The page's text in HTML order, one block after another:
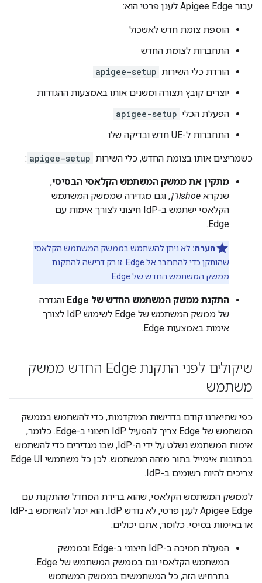
עבור Apigee Edge לענן פרטי הוא:
הוספת צומת חדש לאשכול
התחברות לצומת החדש
הורדת כלי השירות apigee-setup
יוצרים קובץ תצורה ומשנים אותו באמצעות ההגדרות
הפעלת הכלי apigee-setup
התחברות ל-UE חדש ובדיקה שלו
כשמריצים אותו בצומת החדש, כלי השירות apigee-setup
:
מתקין את ממשק המשתמש הקלאסי הבסיסי,
שנקרא shoeורן
, וגם מגדירה שממשק המשתמש
הקלאסי ישתמש ב-IdP חיצוני לצורך אימות עם
Edge.
הערה: לא ניתן להשתמש בממשק המשתמש הקלאסי
שהותקן כדי להתחבר אל Edge. זו רק דרישה להתקנת
ממשק המשתמש החדש של Edge.
התקנת ממשק המשתמש החדש של Edge
והגדרה
של ממשק המשתמש של Edge לשימוש IdP לצורך
אימות באמצעות Edge.
שיקולים לפני התקנת Edge החדש ממשק
משתמש
כפי שתיארנו קודם בדרישות המוקדמות, כדי להשתמש בממשק
המשתמש של Edge צריך להפעיל IdP חיצוני ב-Edge. כלומר,
אימות המשתמש נשלט על ידי ה-IdP, שבו מגדירים כדי להשתמש
בכתובות אימייל בתור מזהה המשתמש. לכן כל משתמשי Edge UI
צריכים להיות רשומים ב-IdP.
לממשק המשתמש הקלאסי, שהוא ברירת המחדל שהתקנת עם
Apigee Edge לענן פרטי, לא נדרש IdP. הוא יכול להשתמש ב-IdP
או באימות בסיסי. כלומר, אתם יכולים:
הפעלת תמיכה ב-IdP חיצוני ב-Edge ובממשק
המשתמש הקלאסי וגם בממשק המשתמש של Edge.
בתרחיש הזה, כל המשתמשים בממשק המשתמש